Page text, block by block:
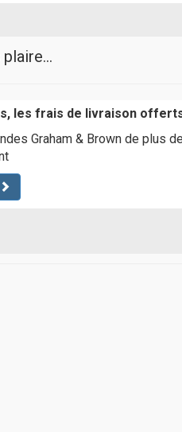
les frais de livraison
Graham & Brown de plus